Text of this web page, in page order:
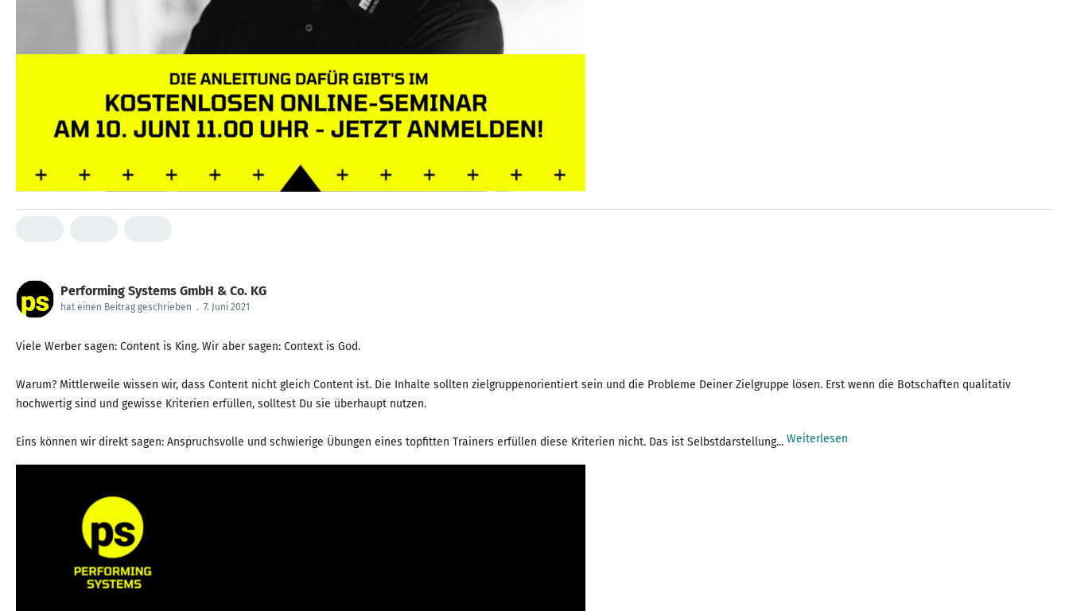
Performing Systems GmbH & Co. KG
hat einen Beitrag geschrieben . 7. Juni 2021
Viele Werber sagen: Content is King. Wir aber sagen: Context is God.
Warum? Mittlerweile wissen wir, dass Content nicht gleich Content ist. Die Inhalte sollten zielgruppenorientiert sein und die Probleme Deiner Zielgruppe lösen. Erst wenn die Botschaften qualitativ
hochwertig sind und gewisse Kriterien erfüllen, solltest Du sie überhaupt nutzen.
Eins können wir direkt sagen: Anspruchsvolle und schwierige Übungen eines topfitten Trainers erfüllen diese Kriterien nicht. Das ist Selbstdarstellung... Weiterlesen